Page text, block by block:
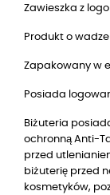
Zawieszka z logo
Produkt o
Zapakowany w
Posiada
Biżuteria
ochronną Anti-
przed
biżuterię przed
kosmetyków,